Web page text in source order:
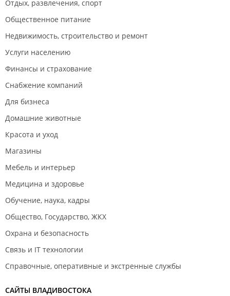
Отдых, развлечения, спорт
Общественное питание
Недвижимость, строительство и ремонт
Услуги населению
Финансы и страхование
Снабжение компаний
Для бизнеса
Домашние животные
Красота и уход
Магазины
Мебель и интерьер
Медицина и здоровье
Обучение, наука, кадры
Общество, Государство, ЖКХ
Охрана и безопасность
Связь и IT технологии
Справочные, оперативные и экстренные службы
САЙТЫ ВЛАДИВОСТОКА